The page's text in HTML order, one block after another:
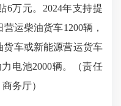
6万元。2024年支持提
运柴油货车1200辆，
货车或新能源营运货车
电池2000辆。（责任
务厅）